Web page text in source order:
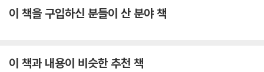
***
이 책은 아이의 성장통과 엄마의 성장통을 동시에 담고 있다. 엄마는 아이
가야 한다.
이 책을 구입하신 분들이 산 분야 책
이 책과 내용이 비슷한 추천 책